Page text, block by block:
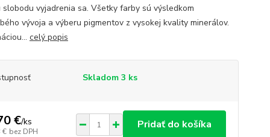
slobodu vyjadrenia sa. Všetky farby sú výsledkom
vývoja a výberu pigmentov z vysokej kvality minerálov.
celý popis
Skladom 3 ks
€/ks
€ bez DPH
Pridať do košíka